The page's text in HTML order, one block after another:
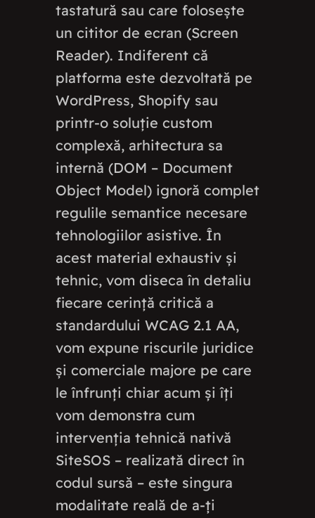
tastatură sau care folosește
un cititor de ecran (Screen
Reader). Indiferent că
platforma este dezvoltată pe
WordPress, Shopify sau
printr-o soluție custom
complexă, arhitectura sa
internă (DOM – Document
Object Model) ignoră complet
regulile semantice necesare
tehnologiilor asistive. În
acest material exhaustiv și
tehnic, vom diseca în detaliu
fiecare cerință critică a
standardului WCAG 2.1 AA,
vom expune riscurile juridice
și comerciale majore pe care
le înfrunți chiar acum și îți
vom demonstra cum
intervenția tehnică nativă
SiteSOS – realizată direct în
codul sursă – este singura
modalitate reală de a-ți